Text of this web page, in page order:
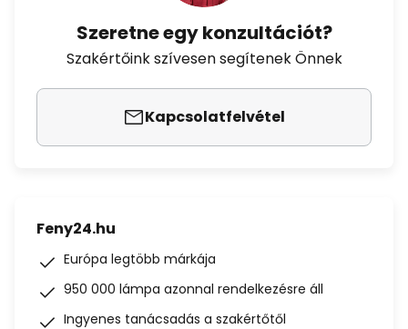
Szeretne egy konzultációt?
Szakértőink szívesen segítenek Önnek
Kapcsolatfelvétel
Feny24.hu
Európa legtöbb márkája
950 000 lámpa azonnal rendelkezésre áll
Ingyenes tanácsadás a szakértőtől